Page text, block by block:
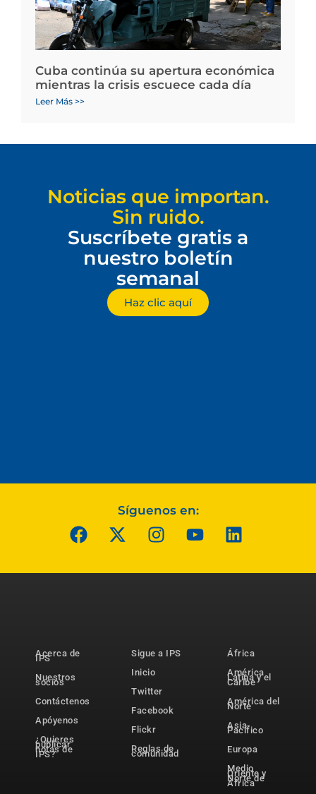
Cuba continúa su apertura económica
mientras la crisis escuece cada día
Leer Más >>
Noticias que importan.
Sin ruido.
Suscríbete gratis a
nuestro boletín
semanal
Haz clic aquí
Síguenos en:
Acerca de
IPS
Nuestros
socios
Contáctenos
Apóyenos
¿Quieres
publicar
notas de
IPS?
Sigue a IPS
Inicio
Twitter
Facebook
Flickr
Reglas de
comunidad
África
América
Latina y el
Caribe
América del
Norte
Asia-
Pacífico
Europa
Medio
Oriente y
Norte de
África